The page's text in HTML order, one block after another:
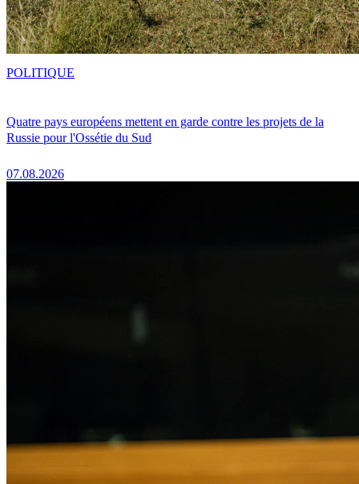
Quatre pays européens mettent en garde contre les projets de la
Russie pour l'Ossétie du Sud
07.08.2026
POLITIQUE